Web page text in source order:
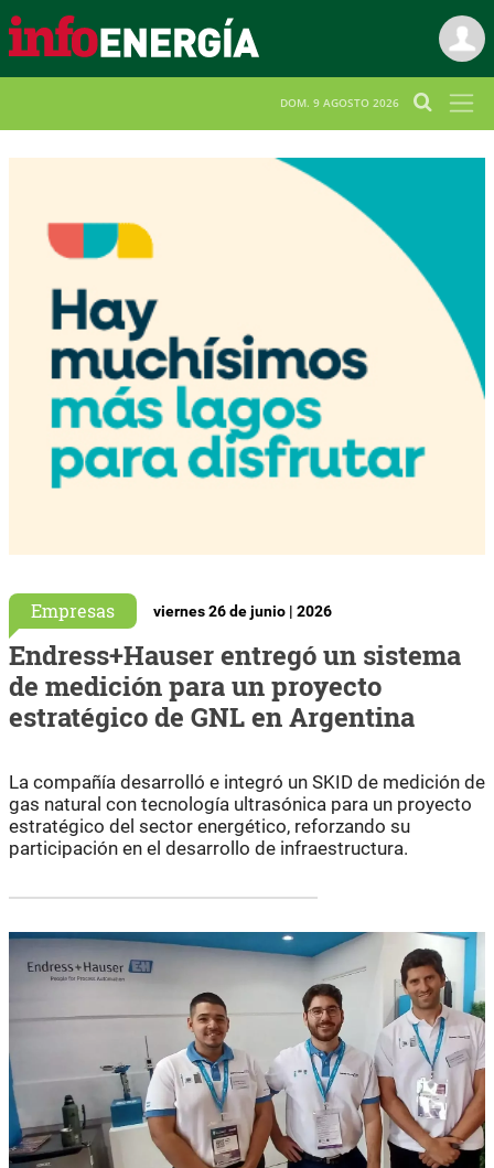
DOM. 9 AGOSTO 2026
Empresas viernes 26 de junio | 2026
Endress+Hauser entregó un sistema
de medición para un proyecto
estratégico de GNL en Argentina
La compañía desarrolló e integró un SKID de medición de
gas natural con tecnología ultrasónica para un proyecto
estratégico del sector energético, reforzando su
participación en el desarrollo de infraestructura.